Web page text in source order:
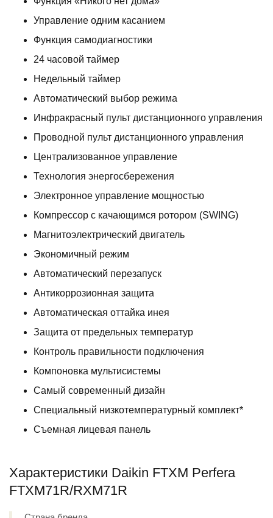
Управление одним касанием
Функция самодиагностики
24 часовой таймер
Недельный таймер
Автоматический выбор режима
Инфракрасный пульт дистанционного управления
Проводной пульт дистанционного управления
Централизованное управление
Технология энергосбережения
Электронное управление мощностью
Компрессор с качающимся ротором (SWING)
Магнитоэлектрический двигатель
Экономичный режим
Автоматический перезапуск
Антикоррозионная защита
Автоматическая оттайка инея
Защита от предельных температур
Контроль правильности подключения
Компоновка мультисистемы
Самый современный дизайн
Специальный низкотемпературный комплект*
Съемная лицевая панель
Характеристики Daikin FTXM Perfera
FTXM71R/RXM71R